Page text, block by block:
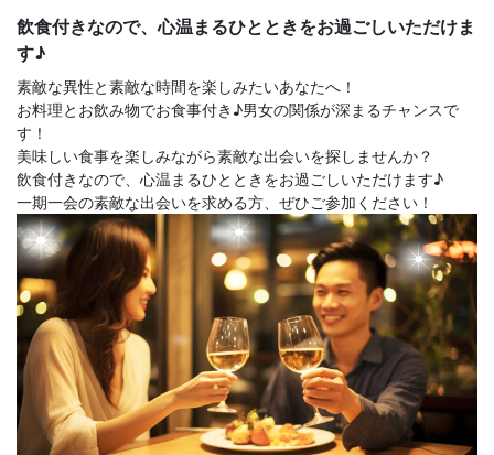
飲食付きなので、心温まるひとときをお過ごしいただけま
す♪
素敵な異性と素敵な時間を楽しみたいあなたへ！
お料理とお飲み物でお食事付き♪男女の関係が深まるチャンスで
す！
美味しい食事を楽しみながら素敵な出会いを探しませんか？
飲食付きなので、心温まるひとときをお過ごしいただけます♪
一期一会の素敵な出会いを求める方、ぜひご参加ください！